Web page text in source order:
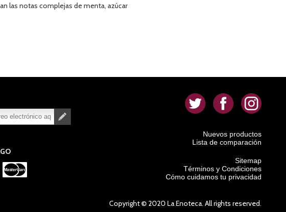
las notas complejas de menta, azúcar
. . .
Nuevos productos
Lista de comparación
Sitemap
Términos y Condiciones
Cómo cuidamos tu privacidad
Copyright © 2020 La Enoteca. All rights reserved.